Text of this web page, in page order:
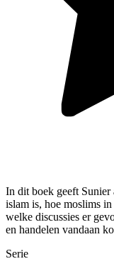
In dit boek geeft
islam is, hoe moslims
welke discussies er
en handelen vandaan
Serie